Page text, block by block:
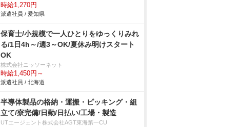
時給1,270円
派遣社員 / 愛知県
保育士/小規模で一人ひとりをゆっくりみれ
る/1日4h～/週3～OK/夏休み明けスタート
OK
株式会社ニッソーネット
時給1,450円～
派遣社員 / 北海道
半導体製品の格納・運搬・ピッキング・組
立て/寮完備/日勤/日払い/工場・製造
UTエージェント株式会社AGT東海第一CU